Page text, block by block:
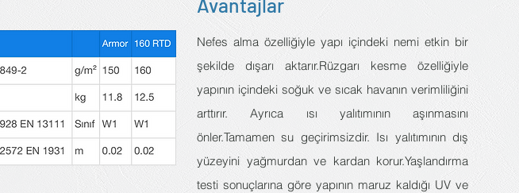
Avantajlar
Nefes alma özelliğiyle yapı içindeki nemi etkin bir
şekilde dışarı aktarır.Rüzgarı kesme özelliğiyle
yapının içindeki soğuk ve sıcak havanın verimliliğini
arttırır. Ayrıca ısı yalıtımının aşınmasını
önler.Tamamen su geçirimsizdir. Isı yalıtımının dış
yüzeyini yağmurdan ve kardan korur.Yaşlandırma
testi sonuçlarına göre yapının maruz kaldığı UV ve